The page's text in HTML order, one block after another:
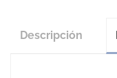
Descripción